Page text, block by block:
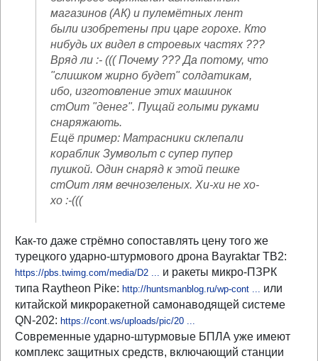
магазинов (АК) и пулемётных лент
были изобретены при царе горохе. Кто
нибудь их видел в строевых частях ???
Вряд ли :- ((( Почему ??? Да потому, что
"слишком жирно будет" солдатикам,
ибо, изготовление этих машинок
стОит "денег". Пущай голыми руками
снаряжають.
Ещё пример: Матрасники склепали
кораблик Зумвольт с супер пупер
пушкой. Один снаряд к этой пешке
стОит лям вечнозеленых. Хи-хи не хо-
хо :-(((
Как-то даже стрёмно сопоставлять цену того же
турецкого ударно-штурмового дрона Bayraktar TB2:
https://pbs.twimg.com/media/D2 ... и ракеты микро-ПЗРК
типа Raytheon Pike: http://huntsmanblog.ru/wp-cont ... или
китайской микроракетной самонаводящей системе
QN-202: https://cont.ws/uploads/pic/20 ...
Современные ударно-штурмовые БПЛА уже имеют
комплекс защитных средств, включающий станции